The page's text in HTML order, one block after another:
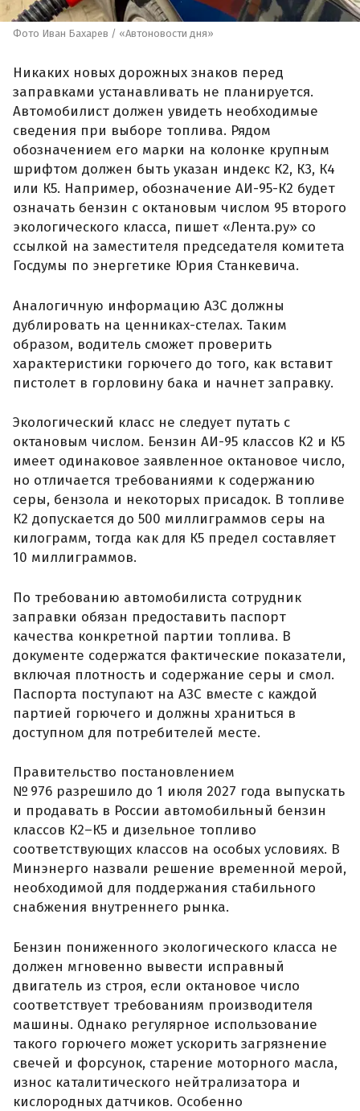
Фото Иван Бахарев / «Автоновости дня»
Никаких новых дорожных знаков перед
заправками устанавливать не планируется.
Автомобилист должен увидеть необходимые
сведения при выборе топлива. Рядом
обозначением его марки на колонке крупным
шрифтом должен быть указан индекс К2, К3, К4
или К5. Например, обозначение АИ-95-К2 будет
означать бензин с октановым числом 95 второго
экологического класса, пишет «Лента.ру» со
ссылкой на заместителя председателя комитета
Госдумы по энергетике Юрия Станкевича.
Аналогичную информацию АЗС должны
дублировать на ценниках-стелах. Таким
образом, водитель сможет проверить
характеристики горючего до того, как вставит
пистолет в горловину бака и начнет заправку.
Экологический класс не следует путать с
октановым числом. Бензин АИ-95 классов К2 и К5
имеет одинаковое заявленное октановое число,
но отличается требованиями к содержанию
серы, бензола и некоторых присадок. В топливе
К2 допускается до 500 миллиграммов серы на
килограмм, тогда как для К5 предел составляет
10 миллиграммов.
По требованию автомобилиста сотрудник
заправки обязан предоставить паспорт
качества конкретной партии топлива. В
документе содержатся фактические показатели,
включая плотность и содержание серы и смол.
Паспорта поступают на АЗС вместе с каждой
партией горючего и должны храниться в
доступном для потребителей месте.
Правительство постановлением
№ 976 разрешило до 1 июля 2027 года выпускать
и продавать в России автомобильный бензин
классов К2–К5 и дизельное топливо
соответствующих классов на особых условиях. В
Минэнерго назвали решение временной мерой,
необходимой для поддержания стабильного
снабжения внутреннего рынка.
Бензин пониженного экологического класса не
должен мгновенно вывести исправный
двигатель из строя, если октановое число
соответствует требованиям производителя
машины. Однако регулярное использование
такого горючего может ускорить загрязнение
свечей и форсунок, старение моторного масла,
износ каталитического нейтрализатора и
кислородных датчиков. Особенно